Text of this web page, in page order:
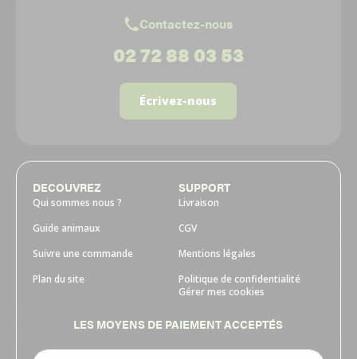
Contactez-nous
02 72 88 03 53
Écrivez-nous
DECOUVREZ
Qui sommes nous ?
Guide animaux
Suivre une commande
Plan du site
SUPPORT
Livraison
CGV
Mentions légales
Politique de confidentialité
Gérer mes cookies
LES MOYENS DE PAIEMENT ACCEPTÉS